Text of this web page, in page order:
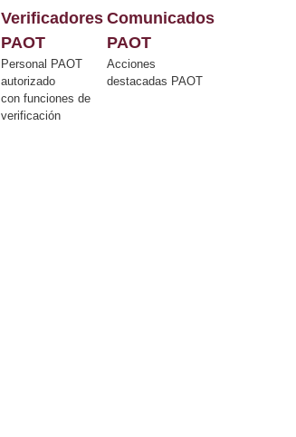
Verificadores
PAOT
Personal PAOT
autorizado
con funciones de
verificación
Comunicados
PAOT
Acciones
destacadas PAOT